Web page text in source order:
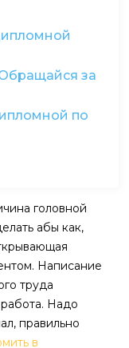
за
по
головной
абы как,
Написание
труда
Надо
правильно
в